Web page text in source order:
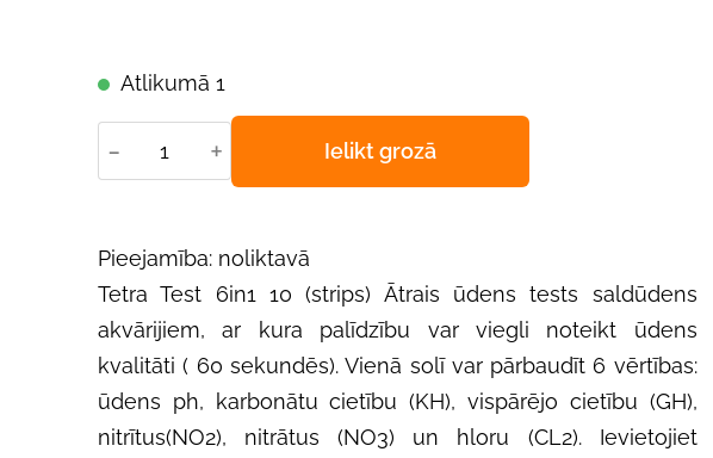
Atlikumā 1
- + Ielikt grozā
Pieejamība: noliktavā
Tetra Test 6in1 10 (strips) Ātrais ūdens tests saldūdens
akvārijiem, ar kura palīdzību var viegli noteikt ūdens
kvalitāti ( 60 sekundēs). Vienā solī var pārbaudīt 6 vērtības:
ūdens ph, karbonātu cietību (KH), vispārējo cietību (GH),
nitrītus(NO2), nitrātus (NO3) un hloru (CL2). Ievietojiet